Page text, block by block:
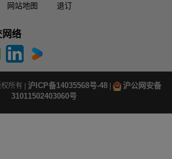
网站地图
退订
网络
所有 | 沪ICP备14035568号-48|
沪公网安备
31011502403060号